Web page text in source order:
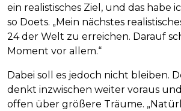
ein realistisches Ziel, und das habe
so Doets. „Mein nächstes
24 der Welt zu erreichen. Darauf
Moment vor allem.“
Dabei soll es jedoch nicht bleiben.
denkt inzwischen weiter voraus
offen über größere Träume.